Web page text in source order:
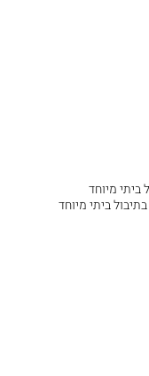
מיוחד
ביתי מיוחד